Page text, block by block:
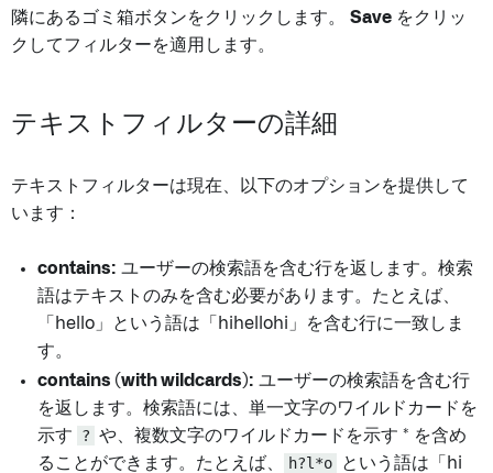
隣にあるゴミ箱ボタンをクリックします。 Save をクリッ
クしてフィルターを適用します。
テキストフィルターの詳細
テキストフィルターは現在、以下のオプションを提供して
います：
contains: ユーザーの検索語を含む行を返します。検索
語はテキストのみを含む必要があります。たとえば、
「hello」という語は「hihellohi」を含む行に一致しま
す。
contains (with wildcards): ユーザーの検索語を含む行
を返します。検索語には、単一文字のワイルドカードを
示す
? や、複数文字のワイルドカードを示す * を含め
ることができます。たとえば、
h?l*o
という語は「hi